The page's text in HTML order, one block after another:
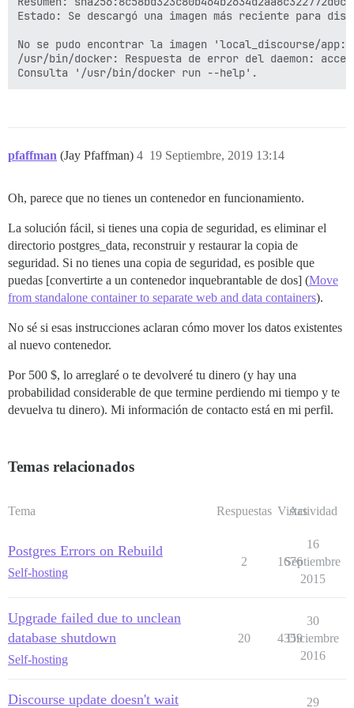
I, [2019-09-19T03:25:44.527978 #1]  INFO -- : >
psql: FATAL:  el sistema de bases de datos se está
I, [2019-09-19T03:25:44.619389 #1]  INFO -- :
I, [2019-09-19T03:25:44.619732 #1]  INFO -- : > su
2019-09-19 03:25:44.702 UTC [51] LOG:  recibido
FALLÓ
--------------------
Pups::ExecError: su postgres -c 'psql discourse -c
Ubicación del fallo: /pups/lib/pups/
exec falló con los parámetros "su postgres -c 'psql
./discourse-doctor puede ayudar a diagnosticar el
Estado: Se descargó una imagen más reciente para
No se pudo encontrar la imagen 'local_discourse/
/usr/bin/docker: Respuesta de error del daemon:
pfaffman (Jay Pfaffman) 19 Septiembre, 2019 13:14
4
Oh, parece que no tienes un contenedor en funcionamiento.
La solución fácil, si tienes una copia de seguridad, es eliminar el
directorio postgres_data, reconstruir y restaurar la copia de
seguridad. Si no tienes una copia de seguridad, es posible que
puedas [convertirte a un contenedor inquebrantable de dos] (Move
from standalone container to separate web and data containers).
No sé si esas instrucciones aclaran cómo mover los datos existentes
al nuevo contenedor.
Por 500 $, lo arreglaré o te devolveré tu dinero (y hay una
probabilidad considerable de que termine perdiendo mi tiempo y te
devuelva tu dinero). Mi información de contacto está en mi perfil.
Temas relacionados
Tema Respuestas Vistas
Actividad
Postgres Errors on Rebuild
Self-hosting
2 1676
16
Septiembre
2015
Upgrade failed due to unclean
database shutdown
Self-hosting
20 4359
30
Diciembre
2016
Discourse update doesn't wait 29